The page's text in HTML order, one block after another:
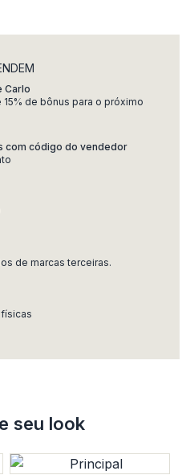
Carlo
de bônus para o próximo
com código do vendedor
de marcas terceiras.
seu look